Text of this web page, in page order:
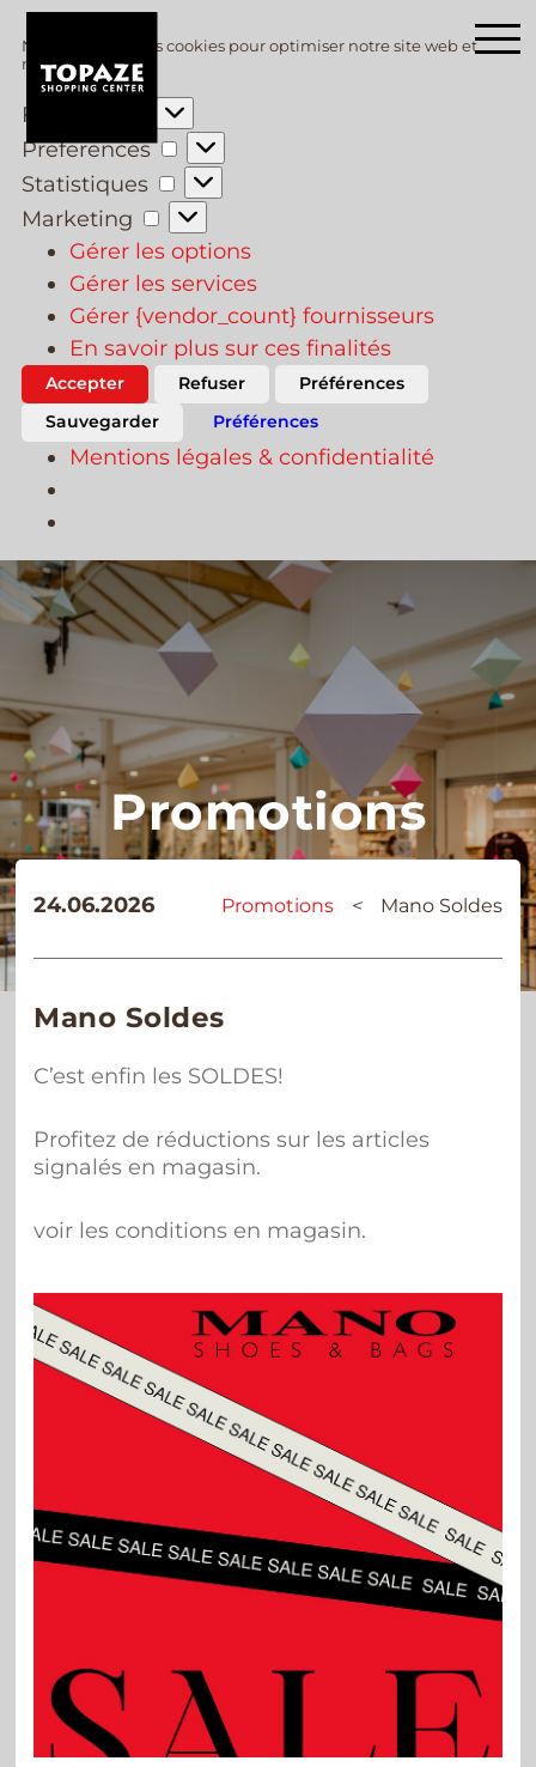
Nous utilisons des cookies pour optimiser notre site web et
notre service.
Fonctionnel
Preferences
Statistiques
Marketing
Gérer les options
Gérer les services
Gérer {vendor_count} fournisseurs
En savoir plus sur ces finalités
Accepter Refuser
Préférences
Sauvegarder
Préférences
Mentions légales & confidentialité
to
Promotions
24.06.2026 Promotions < Mano Soldes
Mano Soldes
C’est enfin les SOLDES!
Profitez de réductions sur les articles
signalés en magasin.
voir les conditions en magasin.